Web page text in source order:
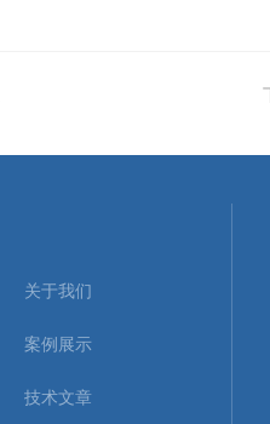
关于我们
案例展示
技术文章